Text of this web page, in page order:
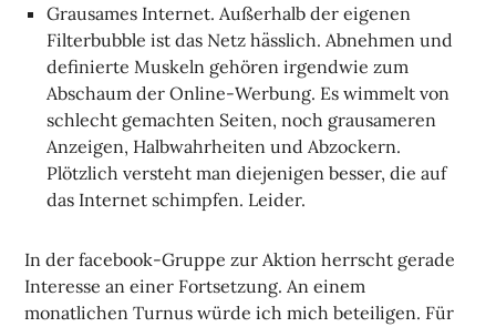
Grausames Internet. Außerhalb der eigenen
Filterbubble ist das Netz hässlich. Abnehmen und
definierte Muskeln gehören irgendwie zum
Abschaum der Online-Werbung. Es wimmelt von
schlecht gemachten Seiten, noch grausameren
Anzeigen, Halbwahrheiten und Abzockern.
Plötzlich versteht man diejenigen besser, die auf
das Internet schimpfen. Leider.
In der facebook-Gruppe zur Aktion herrscht gerade
Interesse an einer Fortsetzung. An einem
monatlichen Turnus würde ich mich beteiligen. Für